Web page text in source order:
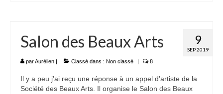
9
SEP 2019
Salon des Beaux Arts
parAurélien | Classé dans : Non classé | 8
Il y a peu j’ai reçu une réponse à un appel d’artiste de la
Société des Beaux Arts. Il organise le Salon des Beaux